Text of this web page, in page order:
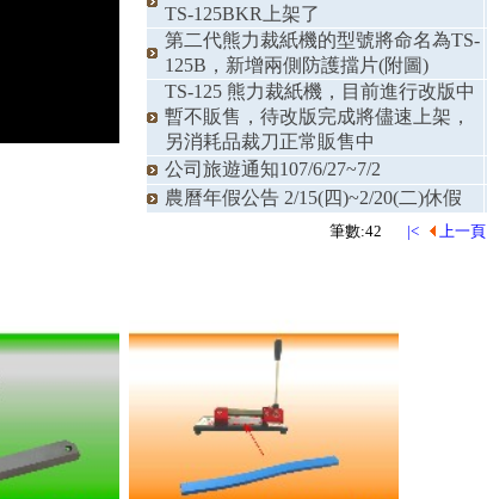
TS-125BKR上架了
第二代熊力裁紙機的型號將命名為TS-
125B，新增兩側防護擋片(附圖)
TS-125 熊力裁紙機，目前進行改版中
暫不販售，待改版完成將儘速上架，
另消耗品裁刀正常販售中
公司旅遊通知107/6/27~7/2
農曆年假公告 2/15(四)~2/20(二)休假
筆數:42 |< 上一頁